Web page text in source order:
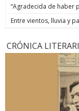
“Agradecida de haber
Entre vientos, lluvia y
CRÓNICA